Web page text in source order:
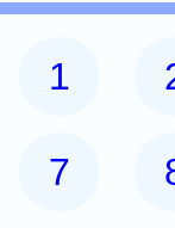
1
7